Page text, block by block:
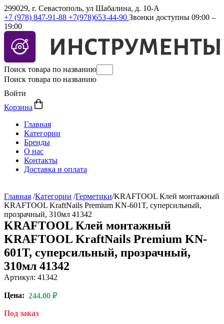
299029, г. Севастополь, ул Шабалина, д. 10-А
+7 (978) 847-91-88 +7(978)653-44-90 Звонки доступны 09:00 –
19:00
Поиск товара по названию
Поиск товара по названию
Войти
Корзина
Главная
Категории
Бренды
О нас
Контакты
Доставка и оплата
Главная /Категории /Герметики/KRAFTOOL Клей монтажный
KRAFTOOL KraftNails Premium KN-601T, суперсильный,
прозрачный, 310мл 41342
KRAFTOOL Клей монтажный
KRAFTOOL KraftNails Premium KN-
601T, суперсильный, прозрачный,
310мл 41342
Артикул: 41342
Цена: 244.00 ₽
Под заказ